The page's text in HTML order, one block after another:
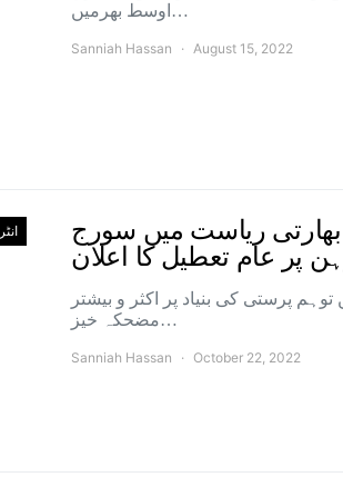
اوسط بھرمیں…
Sanniah Hassan August 15, 2022
ریاست میں سورج
پر عام تعطیل کا اعلان
پرستی کی بنیاد پر اکثر و بیشتر
مضحکہ خیز…
Sanniah Hassan October 22, 2022